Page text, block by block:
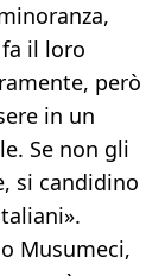
il loro
però
in un
Se non gli
si candidino
Musumeci,